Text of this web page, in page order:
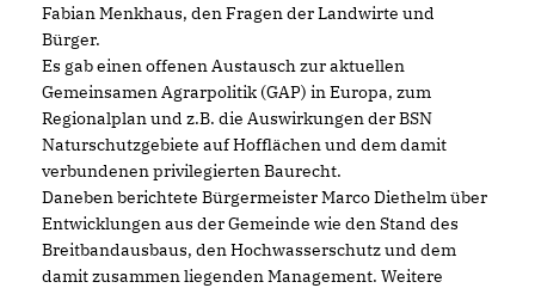
Fabian Menkhaus, den Fragen der Landwirte und
Bürger.
Es gab einen offenen Austausch zur aktuellen
Gemeinsamen Agrarpolitik (GAP) in Europa, zum
Regionalplan und z.B. die Auswirkungen der BSN
Naturschutzgebiete auf Hofflächen und dem damit
verbundenen privilegierten Baurecht.
Daneben berichtete Bürgermeister Marco Diethelm über
Entwicklungen aus der Gemeinde wie den Stand des
Breitbandausbaus, den Hochwasserschutz und dem
damit zusammen liegenden Management. Weitere